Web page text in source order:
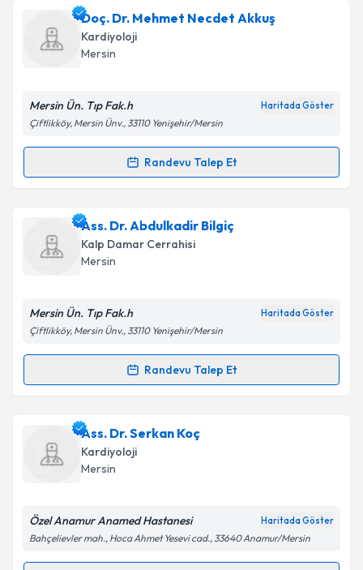
Uzm. Dr. Feyza Cesur Çalıkiçin randevu takvimi
talebi oluşturun. Size bu uzmandan randevu almanız
için bir takvim hazırlandığında e-posta ile
E-posta Adresiniz
Kişisel verilerimin işlenmesine ilişkinAydınlatma
kapsamda işlenmesini kabul ediyorum.
Doç. Dr. Mehmet Necdet Akkuş
Kardiyoloji
Mersin
Mersin Ün. Tıp Fak.h Haritada Göster
Çiftlikköy, Mersin Ünv., 33110 Yenişehir/Mersin
Randevu Talep Et
Randevu Takvimi Talebi
Doç. Dr. Mehmet Necdet Akkuşiçin randevu takvimi
talebi oluşturun. Size bu uzmandan randevu almanız
için bir takvim hazırlandığında e-posta ile
E-posta Adresiniz
Kişisel verilerimin işlenmesine ilişkinAydınlatma
kapsamda işlenmesini kabul ediyorum.
Ass. Dr. Abdulkadir Bilgiç
Kalp Damar Cerrahisi
Mersin
Mersin Ün. Tıp Fak.h Haritada Göster
Çiftlikköy, Mersin Ünv., 33110 Yenişehir/Mersin
Randevu Talep Et
Randevu Takvimi Talebi
Ass. Dr. Abdulkadir Bilgiçiçin randevu takvimi talebi
oluşturun. Size bu uzmandan randevu almanız için bir
takvim hazırlandığında e-posta ile bilgilendireceğiz.
Ass. Dr. Serkan Koç
Kardiyoloji
Mersin
Özel Anamur Anamed Hastanesi Haritada Göster
Bahçelievler mah., Hoca Ahmet Yesevi cad., 33640 Anamur/Mersin